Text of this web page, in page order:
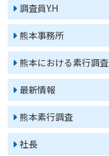
調査員Y.H
熊本事務所
熊本における素行調査
最新情報
熊本素行調査
社長